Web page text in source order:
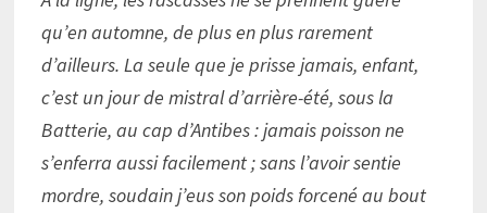
qu’en automne, de plus en plus rarement
d’ailleurs. La seule que je prisse jamais, enfant,
c’est un jour de mistral d’arrière-été, sous la
Batterie, au cap d’Antibes : jamais poisson ne
s’enferra aussi facilement ; sans l’avoir sentie
mordre, soudain j’eus son poids forcené au bout